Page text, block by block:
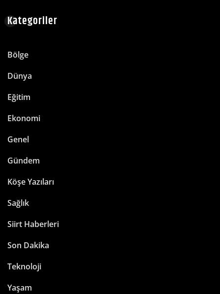
Kategoriler
Bölge
Dünya
Eğitim
Ekonomi
Genel
Gündem
Köşe Yazıları
Sağlık
Siirt Haberleri
Son Dakika
Teknoloji
Yaşam